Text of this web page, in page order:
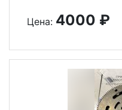
Цена: 4000 ₽